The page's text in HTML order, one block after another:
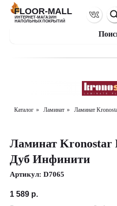
FLOOR-MALL
ИНТЕРНЕТ-МАГАЗИН
НАПОЛЬНЫХ ПОКРЫТИЙ
Каталог » Ламинат » Ламинат
Ламинат Kronostar
Дуб Инфинити
Артикул: D7065
1 589 р.